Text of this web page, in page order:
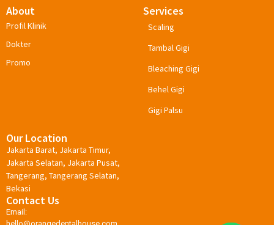
About
Profil Klinik
Dokter
Promo
Services
Scaling
Tambal Gigi
Bleaching Gigi
Behel Gigi
Gigi Palsu
Our Location
Jakarta Barat, Jakarta Timur,
Jakarta Selatan, Jakarta Pusat,
Tangerang, Tangerang Selatan,
Bekasi
Contact Us
Email: